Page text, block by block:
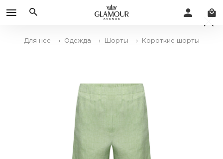
Для нее › Одежда › Шорты › Короткие шорты